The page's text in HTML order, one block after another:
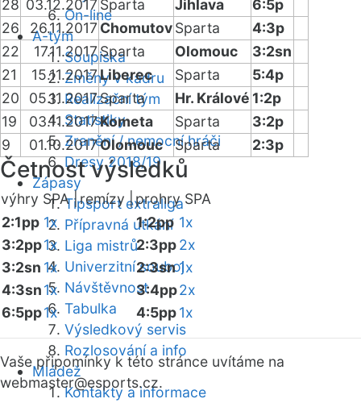
On-line
A-tým
Soupiska
Změny v kádru
Realizační tým
Statistiky
Zranění / nemocní hráči
Dresy 2018/19
Zápasy
Tipsport extraliga
Přípravná utkání
Liga mistrů
Univerzitní souboj
Návštěvnost
Tabulka
Výsledkový servis
Rozlosování a info
Mládež
Kontakty a informace
28 03.12.2017Sparta Jihlava
6:5p
26
26.11.2017 ChomutovSparta
4:3p
22
17.11.2017Sparta Olomouc
3:2sn
21
15.11.2017Liberec Sparta
5:4p
20
05.11.2017Sparta Hr. Králové 1:2p
19
03.11.2017Kometa Sparta
3:2p
9
01.10.2017Olomouc Sparta 2:3p
Četnost výsledků
výhry SPA |remízy |prohry SPA
2:1pp 1x
3:2pp1x
3:2sn 1x
4:3sn1x
6:5pp1x
1:2pp 1x
2:3pp2x
2:3sn1x
3:4pp2x
4:5pp1x
Vaše připomínky k této stránce uvítáme na
webmaster@esports.cz.